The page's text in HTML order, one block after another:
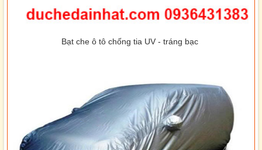
Bạt che ô tô chống tia UV - tráng bạc